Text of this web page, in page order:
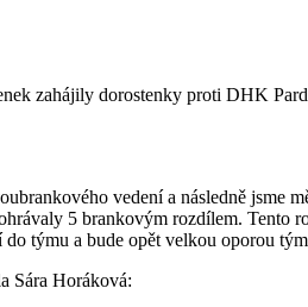
zahájily dorostenky proti DHK
vedení a následně
5 brankovým rozdílem.
týmu a bude opět velkou oporou
Sára Horáková: